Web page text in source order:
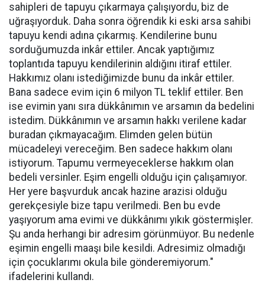
sahipleri de tapuyu çıkarmaya çalışıyordu, biz de
uğraşıyorduk. Daha sonra öğrendik ki eski arsa sahibi
tapuyu kendi adına çıkarmış. Kendilerine bunu
sorduğumuzda inkâr ettiler. Ancak yaptığımız
toplantıda tapuyu kendilerinin aldığını itiraf ettiler.
Hakkımız olanı istediğimizde bunu da inkâr ettiler.
Bana sadece evim için 6 milyon TL teklif ettiler. Ben
ise evimin yanı sıra dükkânımın ve arsamın da bedelini
istedim. Dükkânımın ve arsamın hakkı verilene kadar
buradan çıkmayacağım. Elimden gelen bütün
mücadeleyi vereceğim. Ben sadece hakkım olanı
istiyorum. Tapumu vermeyeceklerse hakkım olan
bedeli versinler. Eşim engelli olduğu için çalışamıyor.
Her yere başvurduk ancak hazine arazisi olduğu
gerekçesiyle bize tapu verilmedi. Ben bu evde
yaşıyorum ama evimi ve dükkânımı yıkık göstermişler.
Şu anda herhangi bir adresim görünmüyor. Bu nedenle
eşimin engelli maaşı bile kesildi. Adresimiz olmadığı
için çocuklarımı okula bile gönderemiyorum."
ifadelerini kullandı.